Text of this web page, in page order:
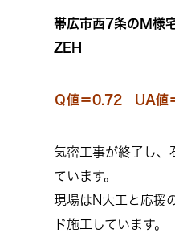
帯広市西7条のM様
ZEH
Ｑ値＝0.72 UA値
気密工事が終了し、
ています。
現場はN大工と応援
ド施工しています。